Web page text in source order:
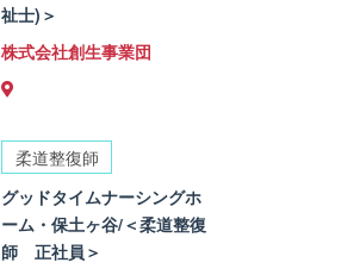
祉士)＞
株式会社創生事業団
柔道整復師
グッドタイムナーシングホ
ーム・保土ヶ谷/＜柔道整復
師 正社員＞